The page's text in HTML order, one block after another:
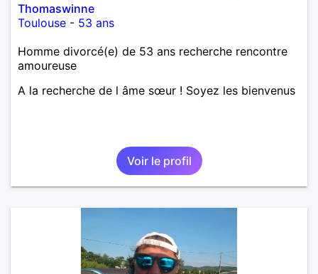
Thomaswinne
Toulouse - 53 ans
Homme divorcé(e) de 53 ans recherche rencontre
amoureuse
A la recherche de l âme sœur ! Soyez les bienvenus
Voir le profil